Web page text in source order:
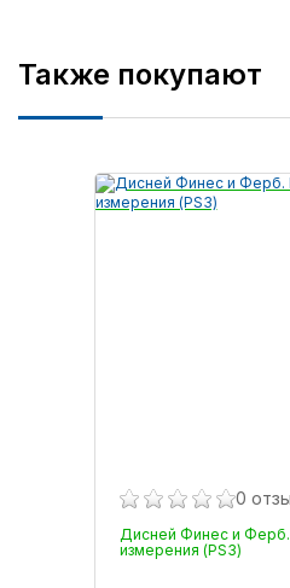
Также покупают
0
Дисней Финес и
измерения (PS3)